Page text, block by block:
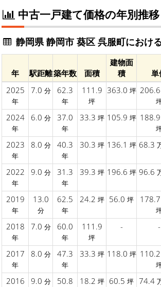
中古一戸建て価格の年別推移
静岡県 静岡市 葵区 呉服町におけ
年 駅距離築年数 面積
建物面
積
単
2025
年
7.0 分 62.3
年
111.9
坪
363.0 坪 206.6
2024
年
6.0 分 37.0
年
33.3 坪 105.9 坪 188.9
2023
年
8.0 分 40.3
年
30.3 坪 136.1 坪 68.3
2022
年
9.0 分 31.3
年
39.3 坪 196.6 坪 96.6
2019
年
13.0
分
62.5
年
24.2 坪 56.0 坪 178.7
2018
年
7.0 分 60.0
年
111.9
坪
- -
2017
年
8.0 分 47.3
年
33.3 坪 118.0 坪 110.2
2016 9.0 分 50.8 18.2 坪 60.5 坪 74.4